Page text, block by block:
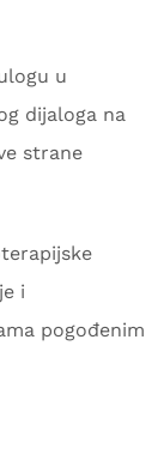
u
dijaloga na
strane
i
pogođenim